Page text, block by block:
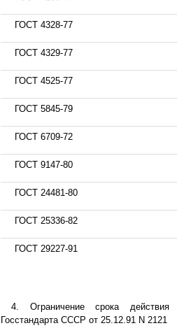
ГОСТ 4328-77
ГОСТ 4329-77
ГОСТ 4525-77
ГОСТ 5845-79
ГОСТ 6709-72
ГОСТ 9147-80
ГОСТ 24481-80
ГОСТ 25336-82
ГОСТ 29227-91
4. Ограничение срока действия
Госстандарта СССР от 25.12.91 N 2121